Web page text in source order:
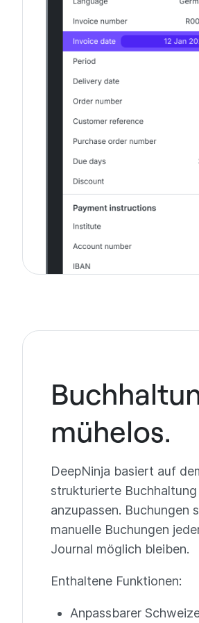
mühelos.
DeepNinja basiert auf
strukturierte
anzupassen. Buchungen
manuelle Buchungen
Journal möglich bleiben.
Enthaltene Funktionen:
Anpassbarer